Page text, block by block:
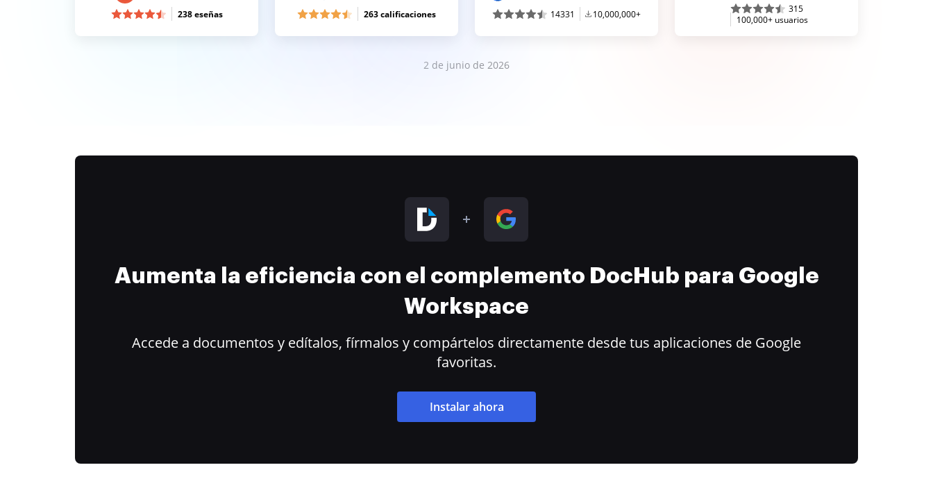
238 eseñas
263 calificaciones
14331 10,000,000+
315
100,000+ usuarios
2 de junio de 2026
Aumenta la eficiencia con el complemento DocHub para Google
Workspace
Accede a documentos y edítalos, fírmalos y compártelos directamente desde tus aplicaciones de Google
favoritas.
Instalar ahora